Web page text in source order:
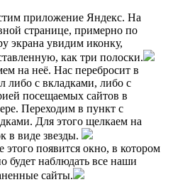
приложение Яндекс. На
странице, примерно по
экрана увидим иконку,
как три полоски.
на неё. Нас перебросит в
либо с вкладками, либо с
посещаемых сайтов в
Переходим в пункт с
Для этого щелкаем на
в виде звезды.
этого появится окно, в котором
будет наблюдать все наши
сайты.